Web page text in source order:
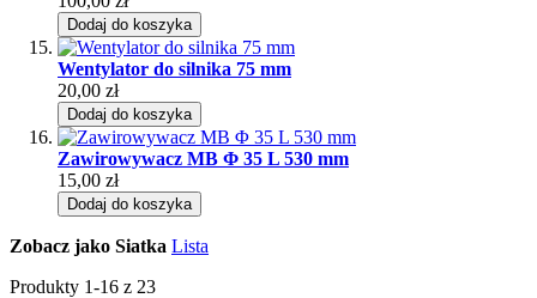
Dodaj do koszyka
Wentylator do silnika 75 mm
20,00 zł
Dodaj do koszyka
Zawirowywacz MB Φ 35 L 530 mm
15,00 zł
Dodaj do koszyka
Zobacz jako Siatka Lista
Produkty 1-16 z 23